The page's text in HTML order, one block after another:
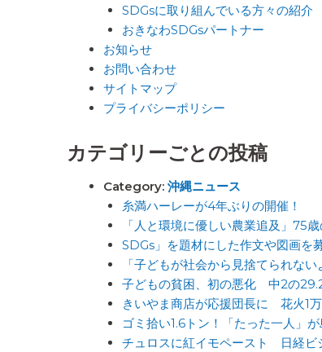
SDGsに取り組んでいる方々の紹介
おきなわSDGsパートナー
お知らせ
お問い合わせ
サイトマップ
プライバシーポリシー
カテゴリーごとの投稿
Category: 沖縄ニュース
糸満ハーレーが4年ぶりの開催！
「人と環境に優しい農業追及」
SDGs」を題材にした作文や図画
「子どもが社会から見捨てられな
子どもの貧困、初の悪化 中2の
きいやま商店が応援団長に 花火1
ゴミ拾い1.6トン！「たった一人」
チュロスに紅イモペースト 日経